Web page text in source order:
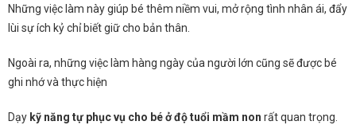
Những việc làm này giúp bé thêm niềm vui, mở rộng tình nhân ái, đẩy
lùi sự ích kỷ chỉ biết giữ cho bản thân.
Ngoài ra, những việc làm hàng ngày của người lớn cũng sẽ được bé
ghi nhớ và thực hiện
Dạy kỹ năng tự phục vụ cho bé ở độ tuổi mầm non rất quan trọng.